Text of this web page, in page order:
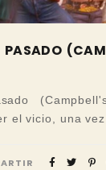
PASADO
el vicio, una vez